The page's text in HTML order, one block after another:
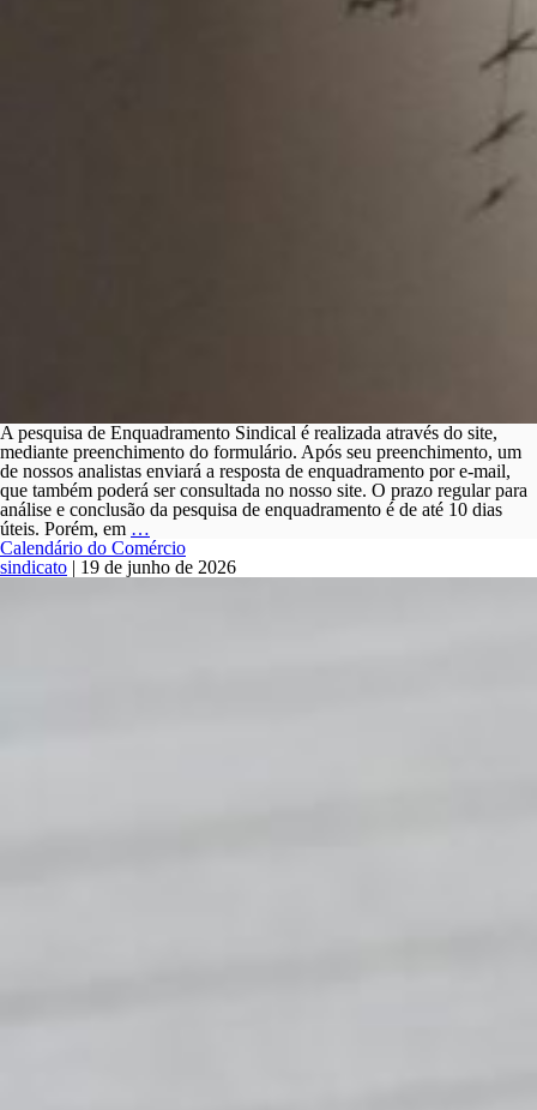
A pesquisa de Enquadramento Sindical é realizada através do site,
mediante preenchimento do formulário. Após seu preenchimento, um
de nossos analistas enviará a resposta de enquadramento por e-mail,
que também poderá ser consultada no nosso site. O prazo regular para
análise e conclusão da pesquisa de enquadramento é de até 10 dias
úteis. Porém, em …
Calendário do Comércio
sindicato | 19 de junho de 2026